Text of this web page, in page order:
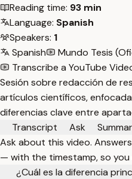
Reading time: 93 min
Language: Spanish
Speakers: 1
Spanish
Mundo Tesis
Transcribe a YouTube
Sesión sobre redacción de
artículos científicos,
diferencias clave entre
Transcript
Ask
Ask about this video.
— with the timestamp, so you
¿Cuál es la diferencia